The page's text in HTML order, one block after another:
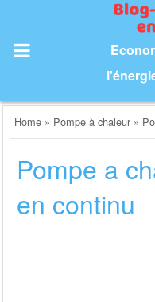
content
Home » Pompe à chaleur »
Pompe a
en continu